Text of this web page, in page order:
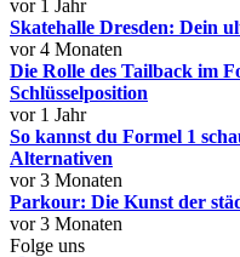
vor 1 Jahr
Skatehalle Dresden: Dein
vor 4 Monaten
Die Rolle des Tailback im
Schlüsselposition
vor 1 Jahr
So kannst du Formel 1
Alternativen
vor 3 Monaten
Parkour: Die Kunst der
vor 3 Monaten
Folge uns